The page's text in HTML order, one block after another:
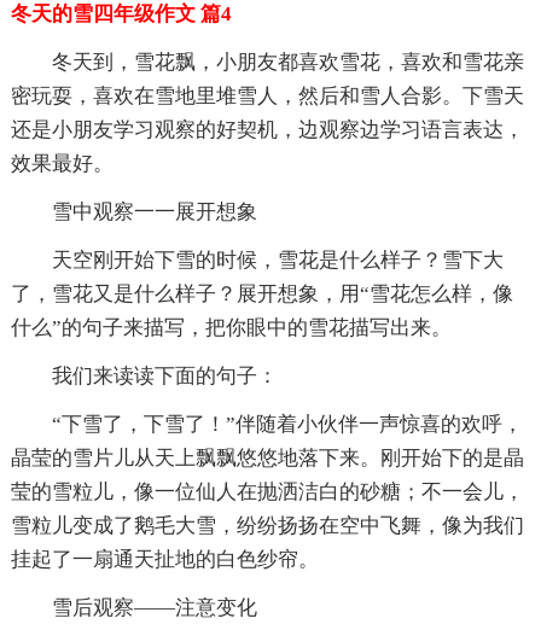
冬天的雪四年级作文 篇4
冬天到，雪花飘，小朋友都喜欢雪花，喜欢和雪花亲
密玩耍，喜欢在雪地里堆雪人，然后和雪人合影。下雪天
还是小朋友学习观察的好契机，边观察边学习语言表达，
效果最好。
雪中观察一一展开想象
天空刚开始下雪的时候，雪花是什么样子？雪下大
了，雪花又是什么样子？展开想象，用“雪花怎么样，像
什么”的句子来描写，把你眼中的雪花描写出来。
我们来读读下面的句子：
“下雪了，下雪了！”伴随着小伙伴一声惊喜的欢呼，
晶莹的雪片儿从天上飘飘悠悠地落下来。刚开始下的是晶
莹的雪粒儿，像一位仙人在抛洒洁白的砂糖；不一会儿，
雪粒儿变成了鹅毛大雪，纷纷扬扬在空中飞舞，像为我们
挂起了一扇通天扯地的白色纱帘。
雪后观察——注意变化